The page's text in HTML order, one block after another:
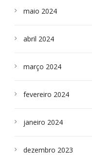
maio 2024
abril 2024
março 2024
fevereiro 2024
janeiro 2024
dezembro 2023